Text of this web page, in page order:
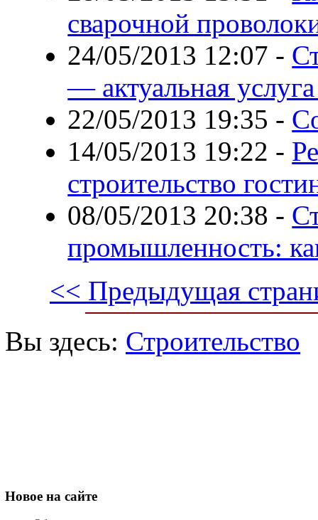
сварочной
24/05/2013 12:07 -
— актуальная
22/05/2013 19:35 -
14/05/2013 19:22 -
строительство
08/05/2013 20:38 -
промышленность:
<< Предыдущая
Вы здесь: Строительство
Новое на сайте